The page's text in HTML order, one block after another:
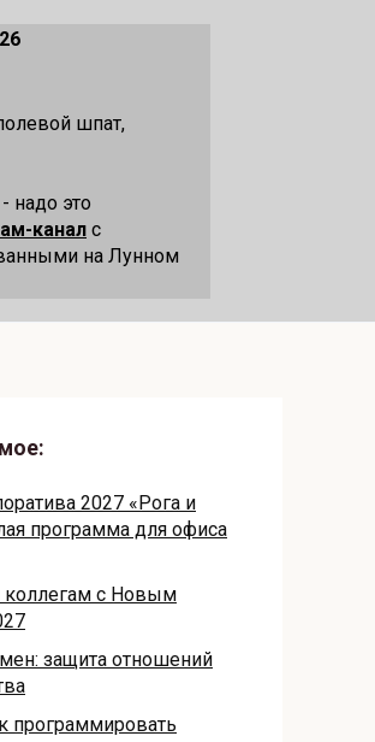
шпат,
надо это
канал с
на Лунном
2027 «Рога и
программа для офиса
коллегам с Новым
защита отношений
программировать